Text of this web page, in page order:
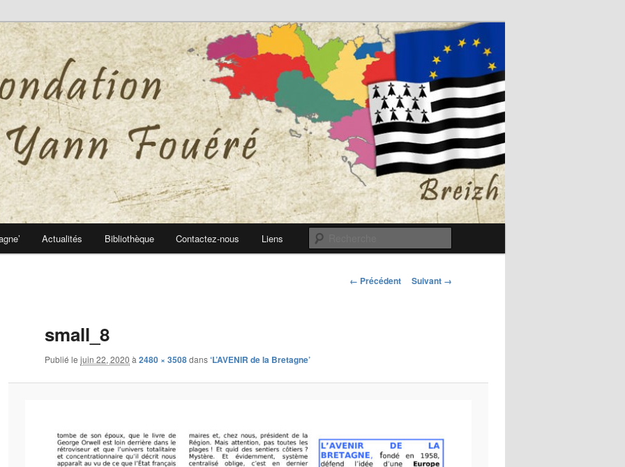
Fouéré
Fouéré
Actualités Bibliothèque Contactez-nous Liens
Navigation
← Précédent Suivant →
small_8
Publié le juin 22, 2020 à 2480 × 3508dans‘L’AVENIR de la Bretagne’